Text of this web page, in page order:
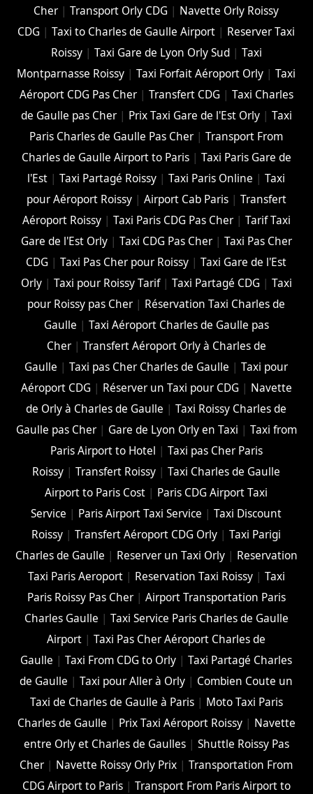
Cher |Transport Orly CDG | Navette Orly Roissy
CDG |Taxi to Charles de Gaulle Airport | Reserver Taxi
Roissy| Taxi Gare de Lyon Orly Sud| Taxi
Montparnasse Roissy |Taxi Forfait Aéroport Orly |Taxi
Aéroport CDG Pas Cher| Transfert CDG | Taxi Charles
de Gaulle pas Cher| Prix Taxi Gare de l'Est Orly| Taxi
Paris Charles de Gaulle Pas Cher |Transport From
Charles de Gaulle Airport to Paris| Taxi Paris Gare de
l'Est |Taxi Partagé Roissy |Taxi Paris Online |Taxi
pour Aéroport Roissy| Airport Cab Paris| Transfert
Aéroport Roissy| Taxi Paris CDG Pas Cher| Tarif Taxi
Gare de l'Est Orly| Taxi CDG Pas Cher| Taxi Pas Cher
CDG |Taxi Pas Cher pour Roissy |Taxi Gare de l'Est
Orly| Taxi pour Roissy Tarif| Taxi Partagé CDG | Taxi
pour Roissy pas Cher | Réservation Taxi Charles de
Gaulle | Taxi Aéroport Charles de Gaulle pas
Cher| Transfert Aéroport Orly à Charles de
Gaulle |Taxi pas Cher Charles de Gaulle |Taxi pour
Aéroport CDG | Réserver un Taxi pour CDG | Navette
de Orly à Charles de Gaulle |Taxi Roissy Charles de
Gaulle pas Cher| Gare de Lyon Orly en Taxi | Taxi from
Paris Airport to Hotel | Taxi pas Cher Paris
Roissy |Transfert Roissy |Taxi Charles de Gaulle
Airport to Paris Cost | Paris CDG Airport Taxi
Service | Paris Airport Taxi Service |Taxi Discount
Roissy |Transfert Aéroport CDG Orly |Taxi Parigi
Charles de Gaulle | Reserver un Taxi Orly| Reservation
Taxi Paris Aeroport| Reservation Taxi Roissy| Taxi
Paris Roissy Pas Cher| Airport Transportation Paris
Charles Gaulle | Taxi Service Paris Charles de Gaulle
Airport |Taxi Pas Cher Aéroport Charles de
Gaulle |Taxi From CDG to Orly |Taxi Partagé Charles
de Gaulle |Taxi pour Aller à Orly | Combien Coute un
Taxi de Charles de Gaulle à Paris| Moto Taxi Paris
Charles de Gaulle | Prix Taxi Aéroport Roissy| Navette
entre Orly et Charles de Gaulles| Shuttle Roissy Pas
Cher | Navette Roissy Orly Prix |Transportation From
CDG Airport to Paris| Transport From Paris Airport to